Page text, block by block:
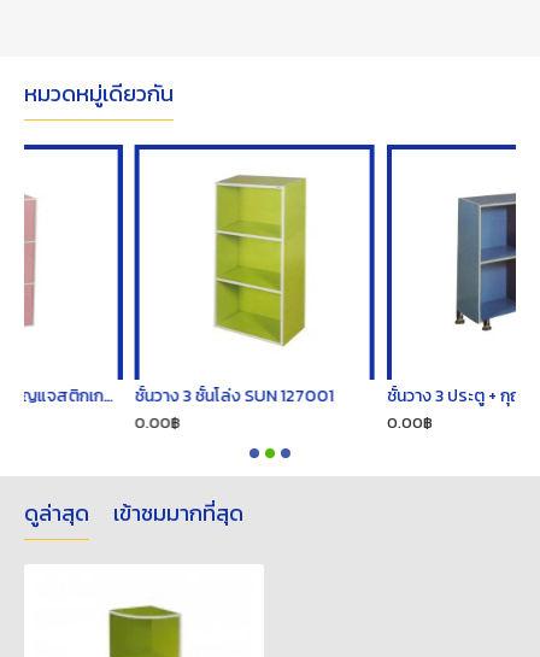
หมวดหมู่เดียวกัน
ชั้นวาง 3 ชั้น ประตู+กุญแจสติกเกอร์ SUN 127005 ชั้นวาง 3 ชั้นโล่ง SUN 127001
ดูล่าสุด เข้าชมมากที่สุด